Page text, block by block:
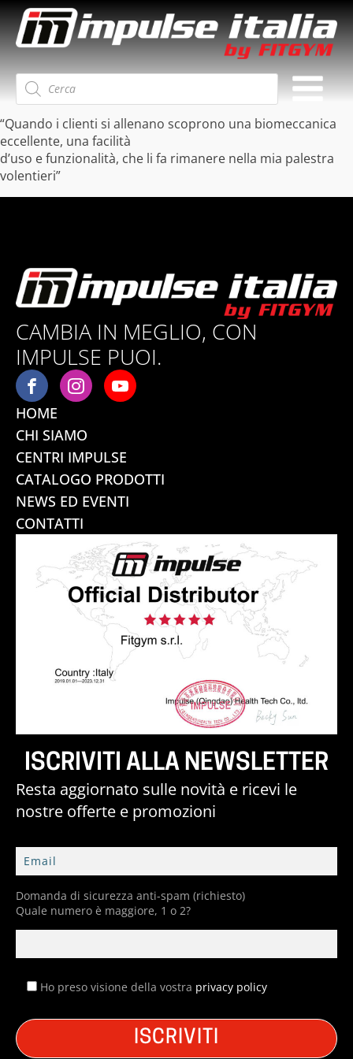
Ricerca
prodotti
“Quando i clienti si allenano scoprono una biomeccanica
eccellente, una facilità
d’uso e funzionalità, che li fa rimanere nella mia palestra
volentieri”
CAMBIA IN MEGLIO, CON
IMPULSE PUOI.
HOME
CHI SIAMO
CENTRI IMPULSE
CATALOGO PRODOTTI
NEWS ED EVENTI
CONTATTI
ISCRIVITI ALLA NEWSLETTER
Resta aggiornato sulle novità e ricevi le
nostre offerte e promozioni
Domanda di sicurezza anti-spam (richiesto)
Quale numero è maggiore, 1 o 2?
Ho preso visione della vostra privacy policy